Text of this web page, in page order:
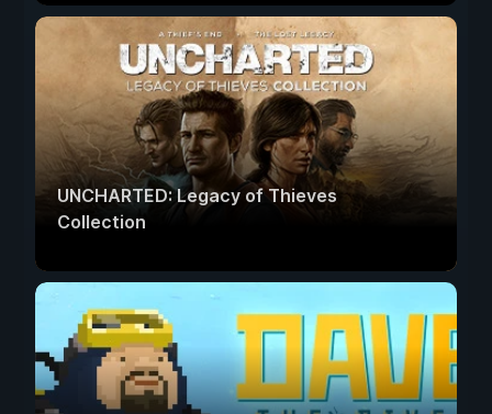
UNCHARTED: Legacy of Thieves
Collection